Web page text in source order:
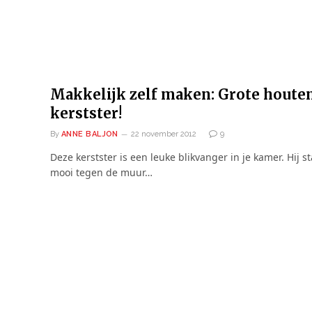
Makkelijk zelf maken: Grote
kerstster!
By ANNE BALJON 22 november 2012 9
Deze kerstster is een leuke blikvanger in je kamer. Hij
mooi tegen de muur…